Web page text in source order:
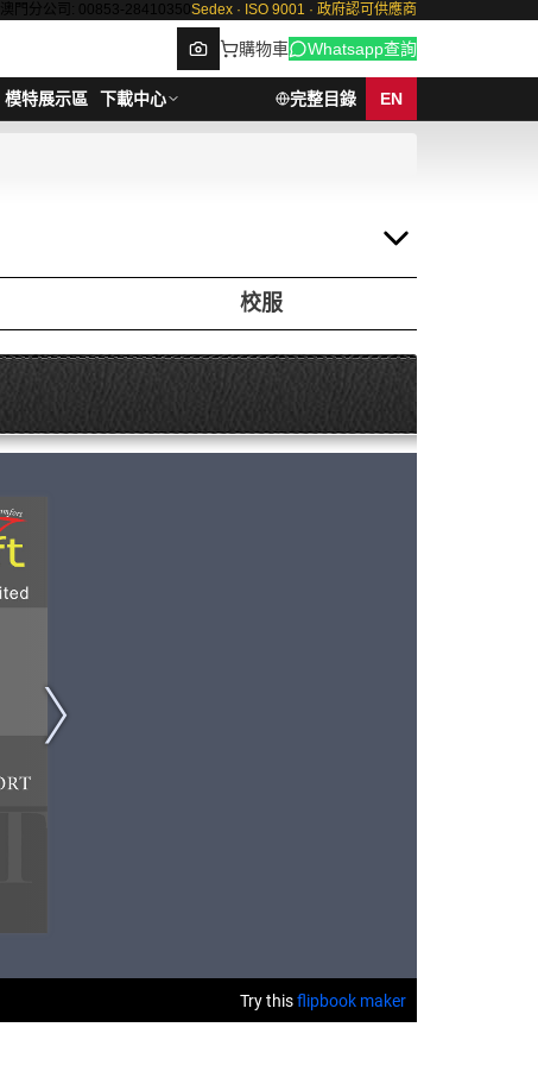
澳門分公司: 00853-28410350 Sedex · ISO 9001 · 政府認可供應商
購物車 Whatsapp查詢
模特展示區 下載中心 完整目錄 EN
校服